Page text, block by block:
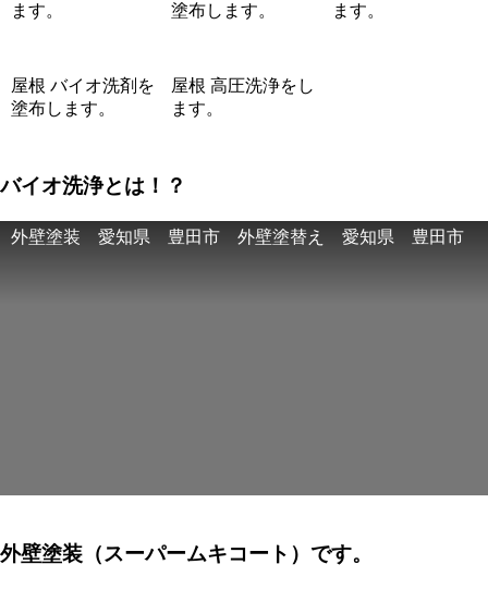
ます。
塗布します。
ます。
屋根 バイオ洗剤を
塗布します。
屋根 高圧洗浄をし
ます。
バイオ洗浄とは！？
外壁塗装 愛知県 豊田市 外壁塗替え 愛知県 豊田市
外壁塗装 （スーパームキコート）です。